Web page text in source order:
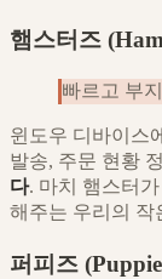
햄스터즈
빠르고 부
윈도우 디바이스
발송, 주문 현황
다. 마치 햄스터
해주는 우리의 작
퍼피즈